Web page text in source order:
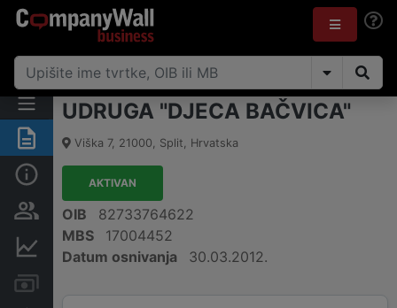
Sažetak
Osobe i vlasništvo
UDRUGA "DJECA BAČVICA"
Viška 7, 21000, Split, Hrvatska
AKTIVAN
OIB
82733764622
MBS
17004452
Datum osnivanja
30.03.2012.